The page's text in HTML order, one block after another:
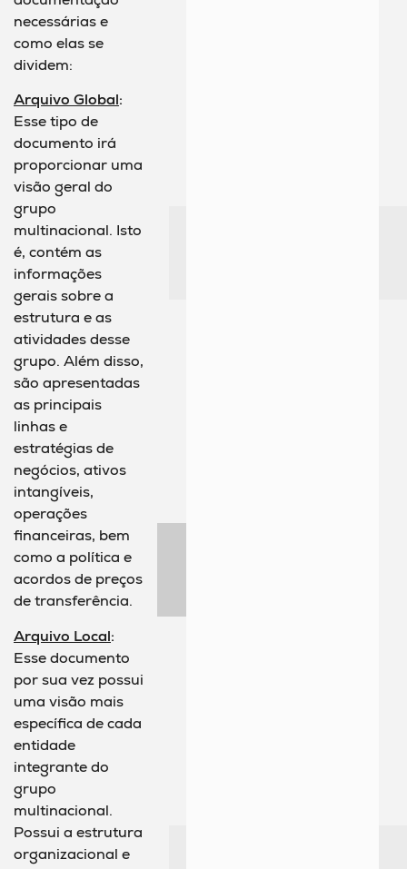
necessárias e
como elas se
dividem:
Arquivo Global:
Esse tipo de
documento irá
proporcionar uma
visão geral do
grupo
multinacional. Isto
é, contém as
informações
gerais sobre a
estrutura e as
atividades desse
grupo. Além disso,
são apresentadas
as principais
linhas e
estratégias de
negócios, ativos
intangíveis,
operações
financeiras, bem
como a política e
acordos de preços
de transferência.
Arquivo Local:
Esse documento
por sua vez possui
uma visão mais
específica de cada
entidade
integrante do
grupo
multinacional.
Possui a estrutura
organizacional e